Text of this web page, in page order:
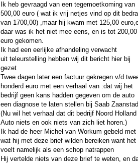
Ik heb gevraagd van een tegemoetkoming van
500,00 euro ( wat ik vrij netjes vind op dit
van 1700,00) ,maar hij kwam met 125,00
daar was ik het niet mee eens, en is tot 200,00
euro gekomen.
Ik had een eerlijke afhandeling verwacht
uit teleurstelling hebben wij dit bericht hier bij
gezet
Twee dagen later een factuur gekregen v/d
honderd euro met een verhaal van :dat wij het
bedrijf geen kans hadden gegeven om de auto
een diagnose te laten stellen bij Saab
(Nu wil het verhaal dat dit bedrijf Noord Holland
Auto niets en ook niets van zich liet horen.)
Ik had de heer Michel van Workum gebeld met
wat hij met deze brief wilden bereiken want het
voelt namelijk als een schop natrappen
Hij vertelde niets van deze brief te weten, en